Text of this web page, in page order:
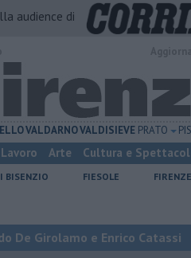
audience di
VALDARNOVALDISIEVE PRATO
Lavoro Arte Cultura e
BISENZIO FIESOLE FIRENZE
De Girolamo e Enrico Catassi